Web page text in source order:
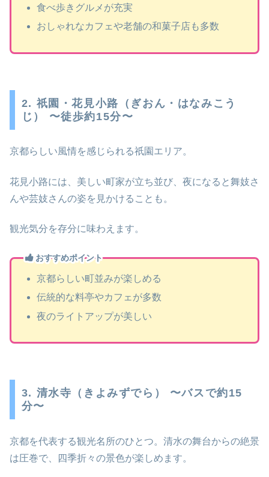
食べ歩きグルメが充実
おしゃれなカフェや老舗の和菓子店も多数
2. 祇園・花見小路（ぎおん・はなみこう
じ） 〜徒歩約15分〜
京都らしい風情を感じられる祇園エリア。
花見小路には、美しい町家が立ち並び、夜になると舞妓さ
んや芸妓さんの姿を見かけることも。
観光気分を存分に味わえます。
おすすめポイント
京都らしい町並みが楽しめる
伝統的な料亭やカフェが多数
夜のライトアップが美しい
3. 清水寺（きよみずでら） 〜バスで約15
分〜
京都を代表する観光名所のひとつ。清水の舞台からの絶景
は圧巻で、四季折々の景色が楽しめます。